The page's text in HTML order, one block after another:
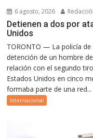
6 agosto, 2026
Detienen a dos por
Unidos
TORONTO — La policía
detención de un hombre
relación con el segundo
Estados Unidos en cinco
formaba parte de una red...
Internacional